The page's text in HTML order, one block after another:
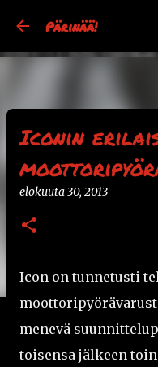
Pärinää!
Iconin
elokuuta 30, 2013
Icon on tunnetusti
menevä
toisensa jälkeen